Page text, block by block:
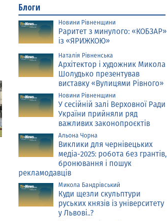
Блоги
Новини Рівненщини
Раритет з минулого: «КОБЗАР»
із «ЯРИЖКОЮ»
Наталія Рівненська
Архітектор і художник Микола
Шолудько презентував
виставку «Вулицями Рівного»
Новини Рівненщини
У сесійній залі Верховної Ради
України прийняли ряд
важливих законопроєктів
Альона Чорна
Виклики для чернівецьких
медіа-2025: робота без грантів,
бронювання і пошук
рекламодавців
Микола Бандрівський
Куди щезли скульптури
руських князів із університету
у Львові..?